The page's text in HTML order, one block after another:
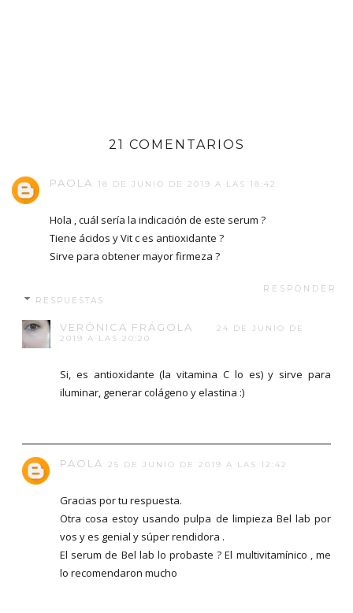
21 COMENTARIOS
PAOLA 18 DE JUNIO DE 2019 A LAS 18:42
Hola , cuál sería la indicación de este serum ?
Tiene ácidos y Vit c es antioxidante ?
Sirve para obtener mayor firmeza ?
RESPONDER
RESPUESTAS
VERÓNICA FRÁGOLA
24 DE JUNIO DE
2019 A LAS 20:20
Si, es antioxidante (la vitamina C lo es) y sirve para
iluminar, generar colágeno y elastina :)
PAOLA 25 DE JUNIO DE 2019 A LAS 12:42
Gracias por tu respuesta.
Otra cosa estoy usando pulpa de limpieza Bel lab por
vos y es genial y súper rendidora .
El serum de Bel lab lo probaste ? El multivitamínico , me
lo recomendaron mucho